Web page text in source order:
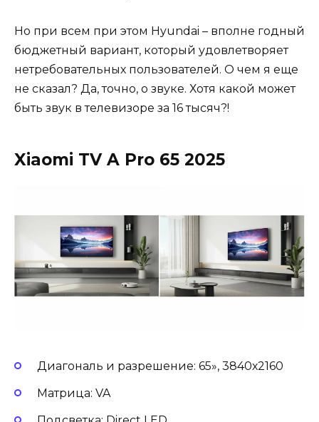
Но при всем при этом Hyundai – вполне годный
бюджетный вариант, который удовлетворяет
нетребовательных пользователей. О чем я еще
не сказал? Да, точно, о звуке. Хотя какой может
быть звук в телевизоре за 16 тысяч?!
Xiaomi TV A Pro 65 2025
Диагональ и разрешение: 65», 3840х2160
Матрица: VA